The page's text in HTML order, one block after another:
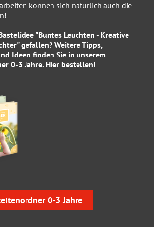
können sich natürlich auch die
"Buntes Leuchten - Kreative
gefallen? Weitere Tipps,
Ideen finden Sie in unserem
0-3 Jahre. Hier bestellen!
0-3 Jahre